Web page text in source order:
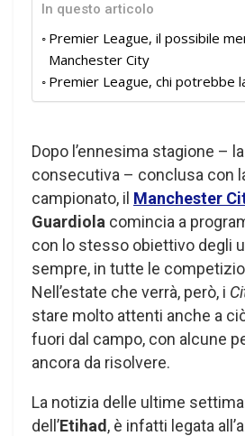
In questo articolo
Premier League, il possibile
Manchester City
Premier League, chi potrebbe
Dopo l’ennesima stagione –
consecutiva – conclusa con
campionato, il Manchester
Guardiola comincia a
con lo stesso obiettivo degli
sempre, in tutte le
Nell’estate che verrà, però, i
stare molto attenti anche a
fuori dal campo, con alcune
ancora da risolvere.
La notizia delle ultime
dell’Etihad, è infatti legata